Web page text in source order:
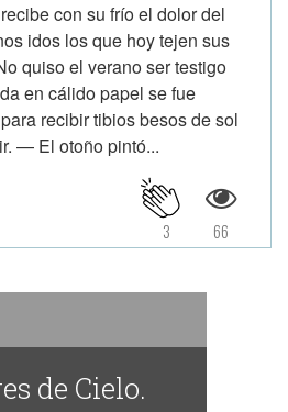
con su frío el dolor del
idos los que hoy tejen sus
quiso el verano ser testigo
en cálido papel se fue
recibir tibios besos de sol
— El otoño pintó...
66
3
de Cielo.